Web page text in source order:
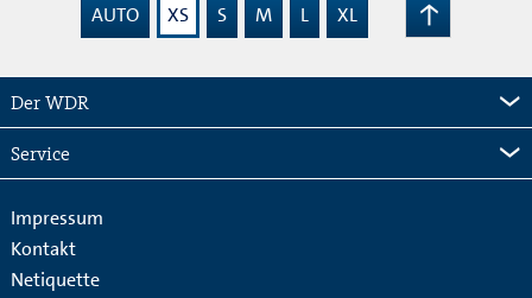
AUTO XS S M L
XL
Zum
Der WDR
Service
Impressum
Kontakt
Netiquette